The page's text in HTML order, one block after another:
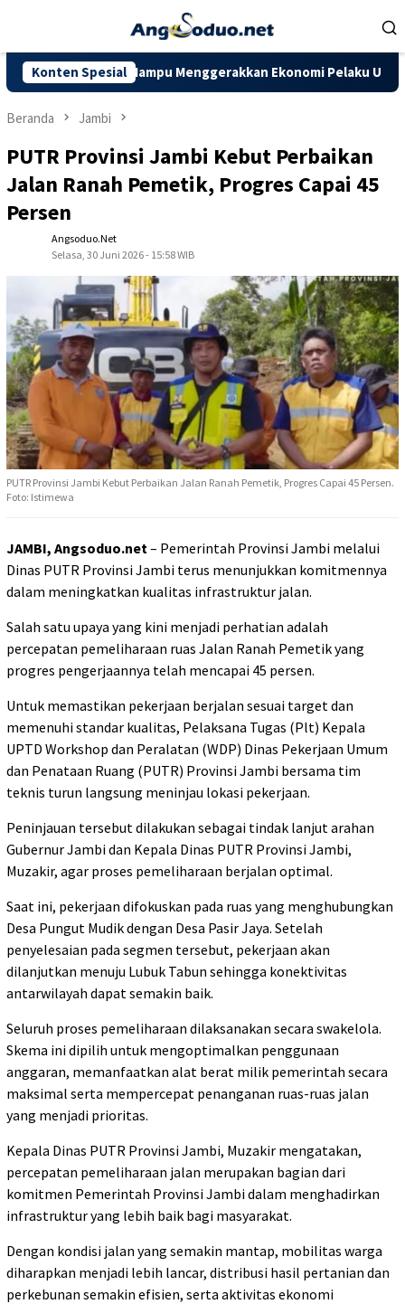
Konten Spesial
Mampu Menggerakkan Ekonomi Pelaku UMKM
Beranda Jambi
PUTR Provinsi Jambi Kebut Perbaikan
Jalan Ranah Pemetik, Progres Capai 45
Persen
Angsoduo.net
Selasa, 30 Juni 2026 - 15:58 WIB
PUTR Provinsi Jambi Kebut Perbaikan Jalan Ranah Pemetik, Progres Capai 45 Persen.
Foto: Istimewa
JAMBI, Angsoduo.net – Pemerintah Provinsi Jambi melalui
Dinas PUTR Provinsi Jambi terus menunjukkan komitmennya
dalam meningkatkan kualitas infrastruktur jalan.
Salah satu upaya yang kini menjadi perhatian adalah
percepatan pemeliharaan ruas Jalan Ranah Pemetik yang
progres pengerjaannya telah mencapai 45 persen.
Untuk memastikan pekerjaan berjalan sesuai target dan
memenuhi standar kualitas, Pelaksana Tugas (Plt) Kepala
UPTD Workshop dan Peralatan (WDP) Dinas Pekerjaan Umum
dan Penataan Ruang (PUTR) Provinsi Jambi bersama tim
teknis turun langsung meninjau lokasi pekerjaan.
Peninjauan tersebut dilakukan sebagai tindak lanjut arahan
Gubernur Jambi dan Kepala Dinas PUTR Provinsi Jambi,
Muzakir, agar proses pemeliharaan berjalan optimal.
Saat ini, pekerjaan difokuskan pada ruas yang menghubungkan
Desa Pungut Mudik dengan Desa Pasir Jaya. Setelah
penyelesaian pada segmen tersebut, pekerjaan akan
dilanjutkan menuju Lubuk Tabun sehingga konektivitas
antarwilayah dapat semakin baik.
Seluruh proses pemeliharaan dilaksanakan secara swakelola.
Skema ini dipilih untuk mengoptimalkan penggunaan
anggaran, memanfaatkan alat berat milik pemerintah secara
maksimal serta mempercepat penanganan ruas-ruas jalan
yang menjadi prioritas.
Kepala Dinas PUTR Provinsi Jambi, Muzakir mengatakan,
percepatan pemeliharaan jalan merupakan bagian dari
komitmen Pemerintah Provinsi Jambi dalam menghadirkan
infrastruktur yang lebih baik bagi masyarakat.
Dengan kondisi jalan yang semakin mantap, mobilitas warga
diharapkan menjadi lebih lancar, distribusi hasil pertanian dan
perkebunan semakin efisien, serta aktivitas ekonomi